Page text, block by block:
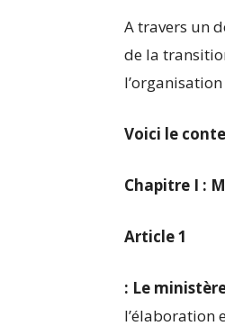
A travers un
de la
Voici le
Chapitre I :
Article 1
: Le
l’élaboration